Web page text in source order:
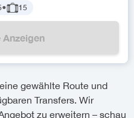
● 15
Anzeigen
gewählte Route und
Transfers. Wir
zu erweitern – schau